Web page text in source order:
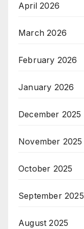
April 2026
March 2026
February 2026
January 2026
December 2025
November 2025
October 2025
September 2025
August 2025